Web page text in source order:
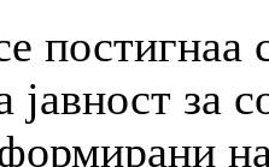
постигнаа
за